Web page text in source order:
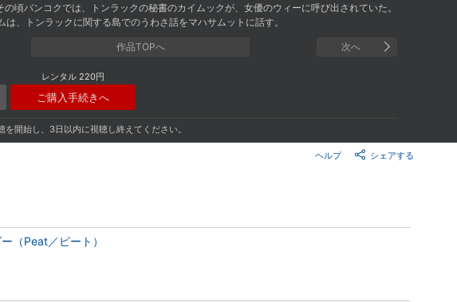
動画配信ガイド
無料テレビ
推し楽
頃バンコクでは、トンラックの秘書のカイムックが、女優のウィーに呼び出されていた。
は、トンラックに関する島でのうわさ話をマハサムットに話す。
作品TOPへ 次へ
レンタル 220円
ご購入手続きへ
開始し、3日以内に視聴し終えてください。
シェアする
ヘルプ
（Peat／ピート）